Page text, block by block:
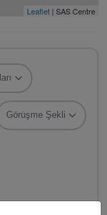
Leaflet | SAS Centre
Görüşme Şekli